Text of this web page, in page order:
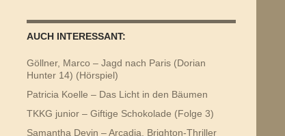
AUCH INTERESSANT:
Göllner, Marco – Jagd nach Paris (Dorian
Hunter 14) (Hörspiel)
Patricia Koelle – Das Licht in den Bäumen
TKKG junior – Giftige Schokolade (Folge 3)
Samantha Devin – Arcadia. Brighton-Thriller